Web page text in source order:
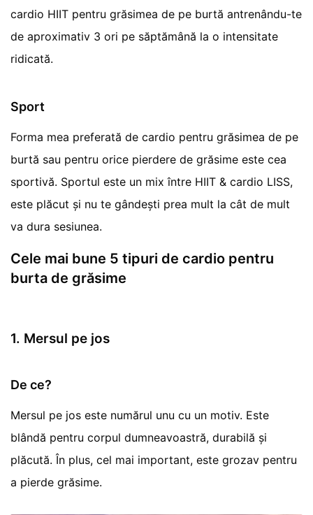
cardio HIIT pentru grăsimea de pe burtă antrenându-te
de aproximativ 3 ori pe săptămână la o intensitate
ridicată.
Sport
Forma mea preferată de cardio pentru grăsimea de pe
burtă sau pentru orice pierdere de grăsime este cea
sportivă. Sportul este un mix între HIIT & cardio LISS,
este plăcut și nu te gândești prea mult la cât de mult
va dura sesiunea.
Cele mai bune 5 tipuri de cardio pentru
burta de grăsime
1. Mersul pe jos
De ce?
Mersul pe jos este numărul unu cu un motiv. Este
blândă pentru corpul dumneavoastră, durabilă și
plăcută. În plus, cel mai important, este grozav pentru
a pierde grăsime.